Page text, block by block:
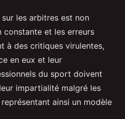
les arbitres est non
constante et les erreurs
à des critiques virulentes,
en eux et leur
du sport doivent
impartialité malgré les
ainsi un modèle